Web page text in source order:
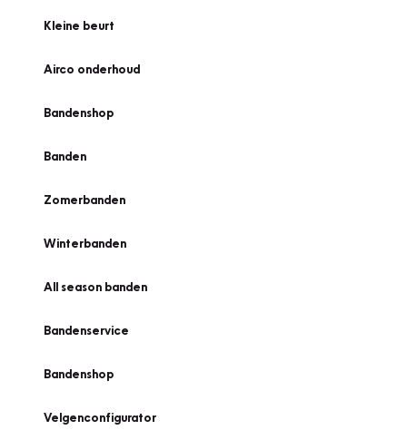
Kleine beurt
Airco onderhoud
Bandenshop
Banden
Zomerbanden
Winterbanden
All season banden
Bandenservice
Bandenshop
Velgenconfigurator